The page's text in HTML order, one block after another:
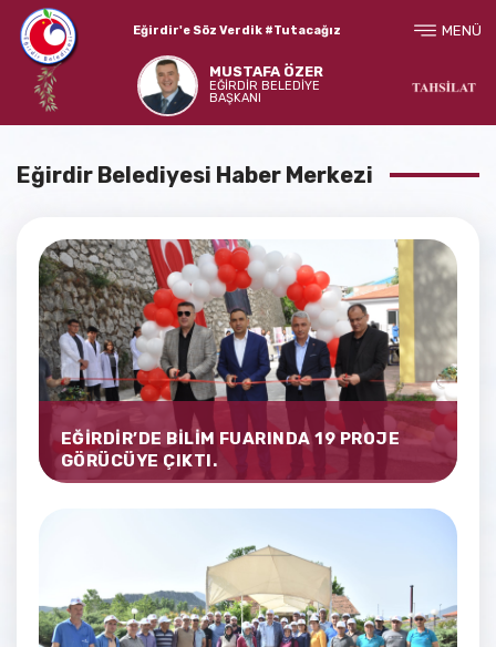
Eğirdir'e Söz Verdik #Tutacağız
MUSTAFA ÖZER
EĞİRDİR BELEDİYE
BAŞKANI
MENÜ
Eğirdir Belediyesi Haber Merkezi
EĞİRDİR’DE BİLİM FUARINDA 19 PROJE
GÖRÜCÜYE ÇIKTI.